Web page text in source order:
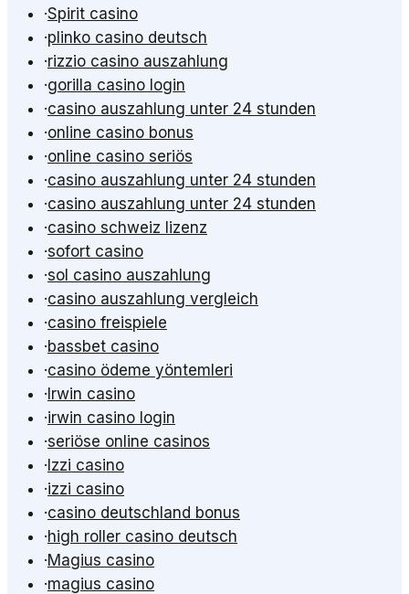
·Spirit casino
·plinko casino deutsch
·rizzio casino auszahlung
·gorilla casino login
·casino auszahlung unter 24 stunden
·online casino bonus
·online casino seriös
·casino auszahlung unter 24 stunden
·casino auszahlung unter 24 stunden
·casino schweiz lizenz
·sofort casino
·sol casino auszahlung
·casino auszahlung vergleich
·casino freispiele
·bassbet casino
·casino ödeme yöntemleri
·Irwin casino
·irwin casino login
·seriöse online casinos
·Izzi casino
·izzi casino
·casino deutschland bonus
·high roller casino deutsch
·Magius casino
·magius casino